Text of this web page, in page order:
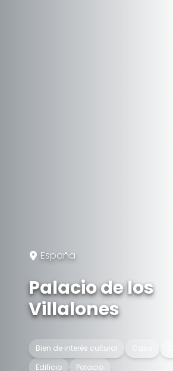
España
Palacio de los
Villalones
Bien de interés cultural Casa
Edificio
Palacio